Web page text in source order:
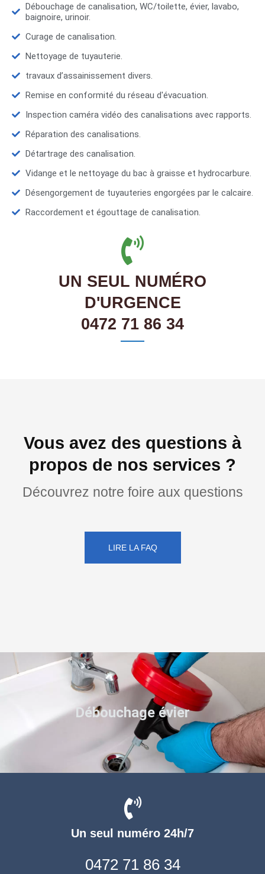
Débouchage de canalisation, WC/toilette, évier, lavabo,
baignoire, urinoir.
Curage de canalisation.
Nettoyage de tuyauterie.
travaux d’assainissement divers.
Remise en conformité du réseau d'évacuation.
Inspection caméra vidéo des canalisations avec rapports.
Réparation des canalisations.
Détartrage des canalisation.
Vidange et le nettoyage du bac à graisse et hydrocarbure.
Désengorgement de tuyauteries engorgées par le calcaire.
Raccordement et égouttage de canalisation.
UN SEUL NUMÉRO
D'URGENCE
0472 71 86 34
Vous avez des questions à
propos de nos services ?
Découvrez notre foire aux questions
LIRE LA FAQ
Un seul numéro 24h/7
0472 71 86 34
Débouchage évier